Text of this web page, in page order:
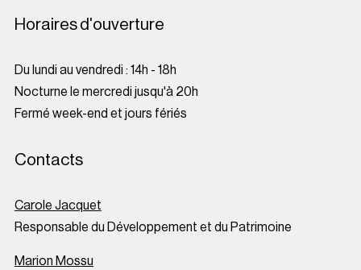
Horaires d'ouverture
Du lundi au vendredi : 14h - 18h
Nocturne le mercredi jusqu'à 20h
Fermé week-end et jours fériés
Contacts
Carole Jacquet
Responsable du Développement et du Patrimoine
Marion Mossu